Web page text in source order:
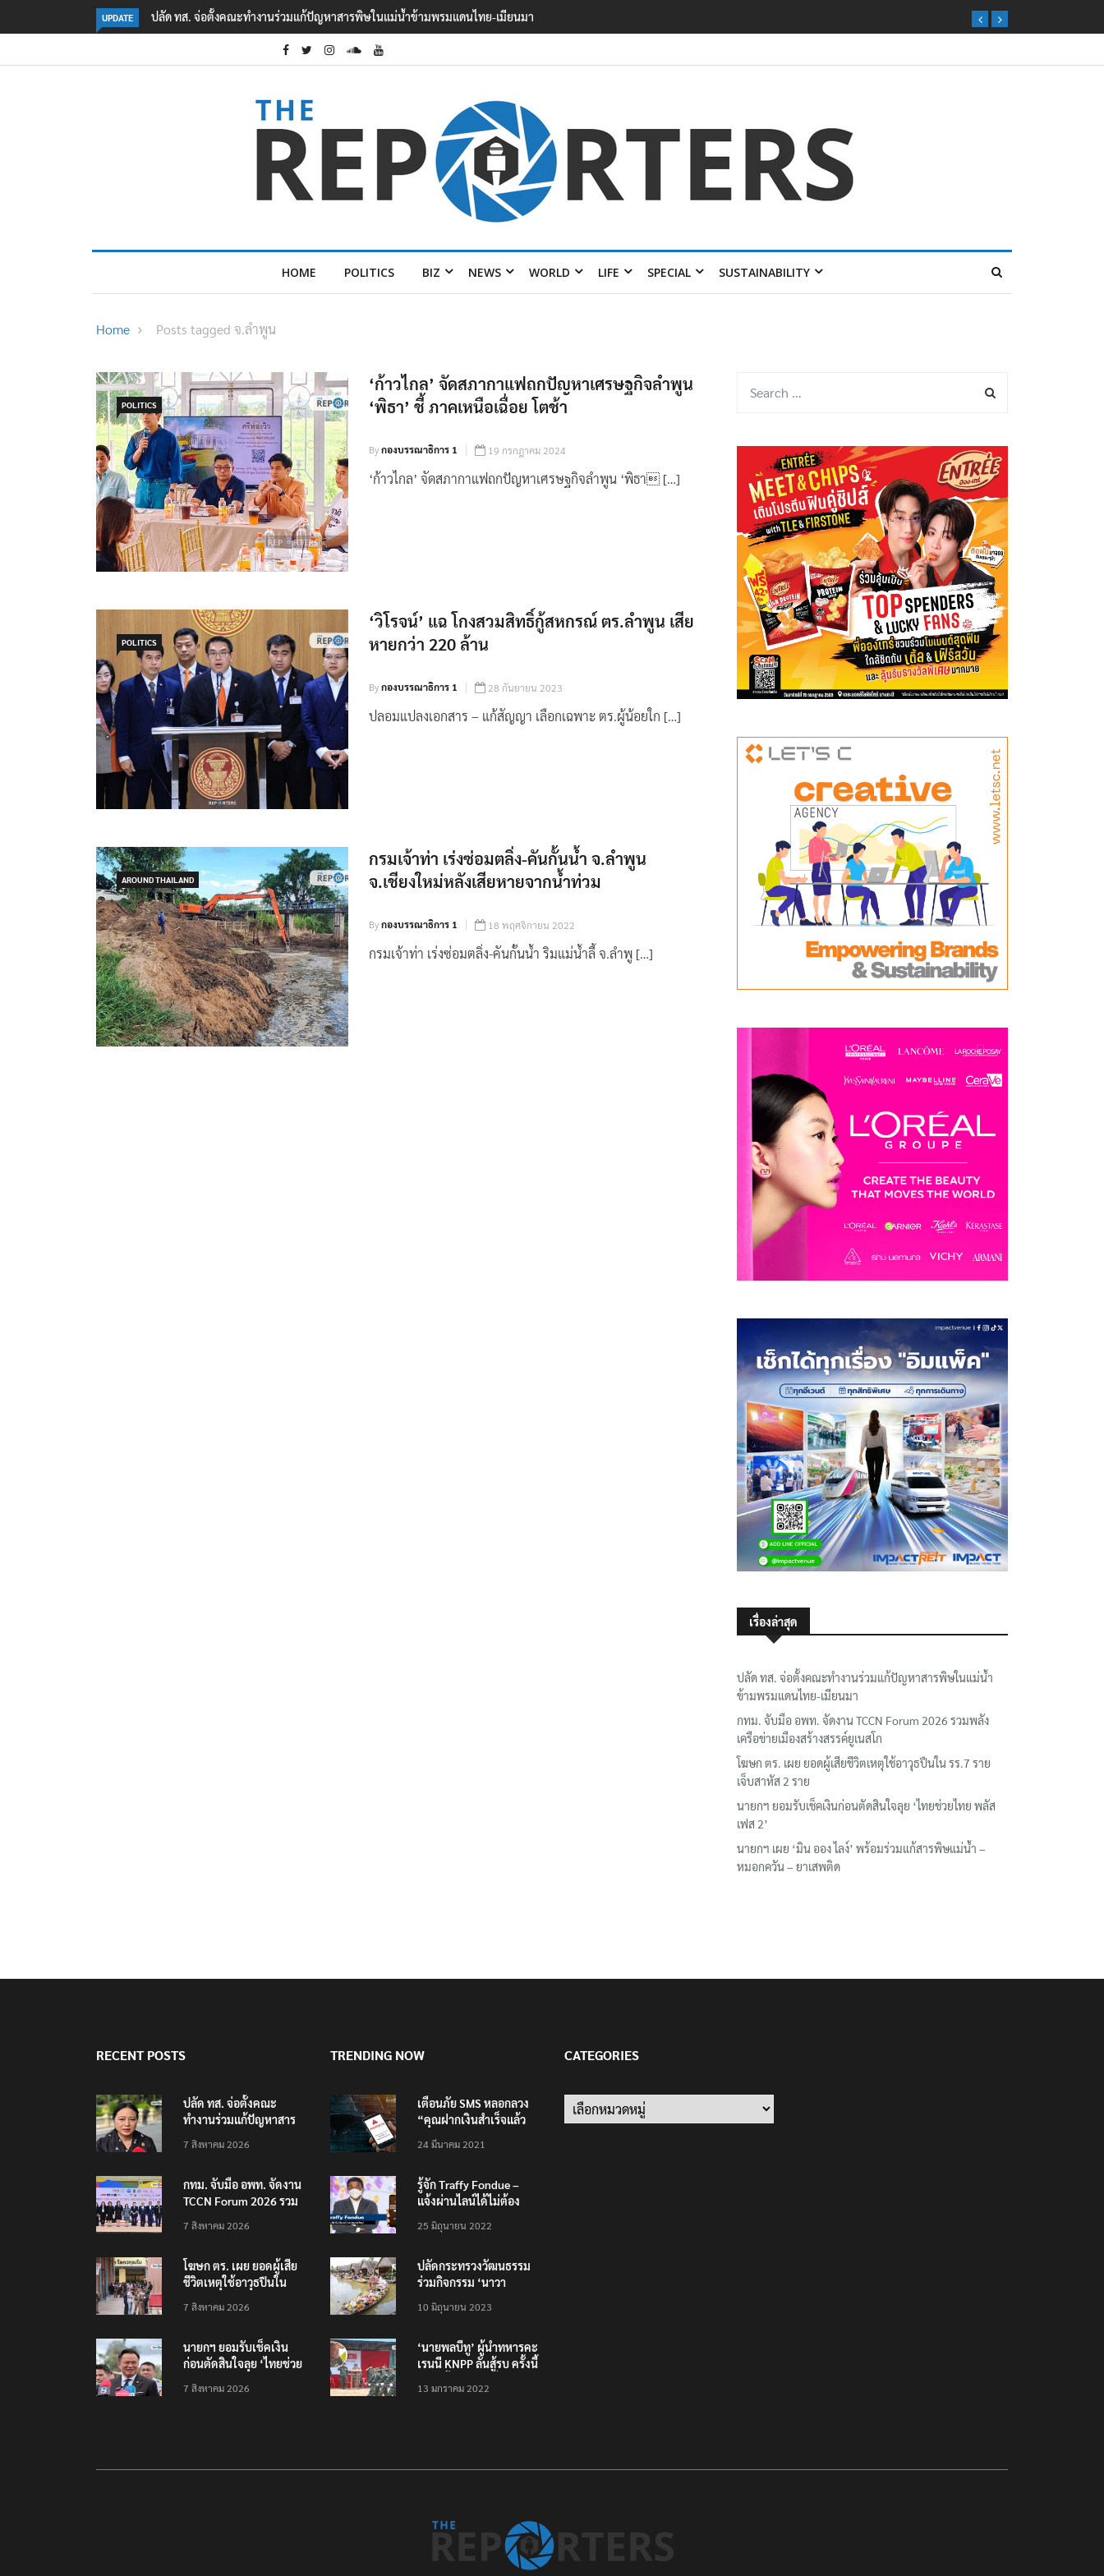
UPDATE
ษในแม่น้ำข้ามพรมแดนไทย-เมียนมากทม. จับมือ อพท. จัดงาน TCCN Forum 2026 รวมพลังเครือข่ายเมืองสร้างสรรค์ยู
เนสโก
HOME POLITICS BIZ NEWS WORLD LIFE SPECIAL SUSTAINABILITY
Home Posts tagged จ.ลำพูน
POLITICS
‘ก้าวไกล’ จัดสภากาแฟถกปัญหาเศรษฐกิจลำพูน
‘พิธา’ ชี้ ภาคเหนือเฉื่อย โตช้า
Byกองบรรณาธิการ 1 19 กรกฎาคม 2024
‘ก้าวไกล’ จัดสภากาแฟถกปัญหาเศรษฐกิจลำพูน ‘พิธา […]
POLITICS
‘วิโรจน์’ แฉ โกงสวมสิทธิ์กู้สหกรณ์ ตร.ลำพูน เสีย
หายกว่า 220 ล้าน
Byกองบรรณาธิการ 1 28 กันยายน 2023
ปลอมแปลงเอกสาร – แก้สัญญา เลือกเฉพาะ ตร.ผู้น้อยใก […]
AROUND THAILAND
กรมเจ้าท่า เร่งซ่อมตลิ่ง-คันกั้นน้ำ จ.ลำพูน
จ.เชียงใหม่หลังเสียหายจากน้ำท่วม
Byกองบรรณาธิการ 1 18 พฤศจิกายน 2022
กรมเจ้าท่า เร่งซ่อมตลิ่ง-คันกั้นน้ำ ริมแม่น้ำลี้ จ.ลำพู […]
เรื่องล่าสุด
ปลัด ทส. จ่อตั้งคณะทำงานร่วมแก้ปัญหาสารพิษในแม่น้ำ
ข้ามพรมแดนไทย-เมียนมา
กทม. จับมือ อพท. จัดงาน TCCN Forum 2026 รวมพลัง
เครือข่ายเมืองสร้างสรรค์ยูเนสโก
โฆษก ตร. เผย ยอดผู้เสียชีวิตเหตุใช้อาวุธปืนใน รร.7 ราย
เจ็บสาหัส 2 ราย
นายกฯ ยอมรับเช็คเงินก่อนตัดสินใจลุย ‘ไทยช่วยไทย พลัส
เฟส 2’
นายกฯ เผย ‘มิน ออง ไลง์’ พร้อมร่วมแก้สารพิษแม่น้ำ –
หมอกควัน – ยาเสพติด
RECENT POSTS
ปลัด ทส. จ่อตั้งคณะ
ทำงานร่วมแก้ปัญหาสาร
ไทย-เมียนมา
7 สิงหาคม 2026
กทม. จับมือ อพท. จัดงาน
TCCN Forum 2026 รวม
สรรค์ยูเนสโก
7 สิงหาคม 2026
โฆษก ตร. เผย ยอดผู้เสีย
ชีวิตเหตุใช้อาวุธปืนใน
7 สิงหาคม 2026
นายกฯ ยอมรับเช็คเงิน
ก่อนตัดสินใจลุย ‘ไทยช่วย
7 สิงหาคม 2026
TRENDING NOW
เตือนภัย SMS หลอกลวง
“คุณฝากเงินสำเร็จแล้ว
200,000 บาท”
24 มีนาคม 2021
รู้จัก Traffy Fondue –
แจ้งผ่านไลน์ได้ไม่ต้อง
ทั่วไทย ไม่ใช่แค่ในกรุง
25 มิถุนายน 2022
ปลัดกระทรวงวัฒนธรรม
ร่วมกิจกรรม ‘นาวา
ตักบาตรทางน้ำ
10 มิถุนายน 2023
‘นายพลบีทู’ ผู้นำทหารคะ
เรนนี KNPP ลั่นสู้รบ ครั้งนี้
ประชาชนต้องชนะ
13 มกราคม 2022
CATEGORIES
Categories